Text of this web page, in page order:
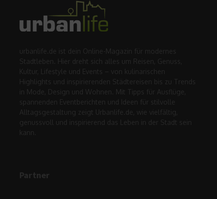
urbanlife.de ist dein Online-Magazin für modernes
Stadtleben. Hier dreht sich alles um Reisen, Genuss,
Kultur, Lifestyle und Events – von kulinarischen
Highlights und inspirierenden Städtereisen bis zu Trends
in Mode, Design und Wohnen. Mit Tipps für Ausflüge,
spannenden Eventberichten und Ideen für stilvolle
Alltagsgestaltung zeigt Urbanlife.de, wie vielfältig,
genussvoll und inspirierend das Leben in der Stadt sein
kann.
Partner